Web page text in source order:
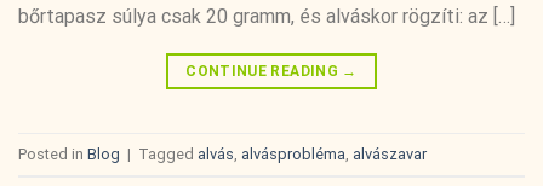
bőrtapasz súlya csak 20 gramm, és alváskor rögzíti: az […]
CONTINUE READING →
Posted in Blog | Tagged alvás alvásprobléma alvászavar